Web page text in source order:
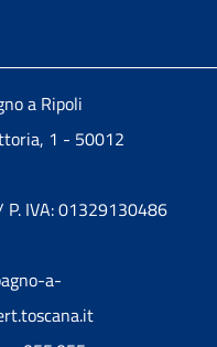
a Ripoli
1 - 50012
P. IVA: 01329130486
a-